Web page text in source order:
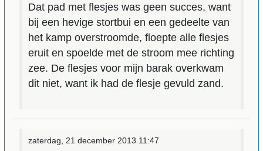
Dat pad met flesjes was geen succes, want
bij een hevige stortbui en een gedeelte van
het kamp overstroomde, floepte alle flesjes
eruit en spoelde met de stroom mee richting
zee. De flesjes voor mijn barak overkwam
dit niet, want ik had de flesje gevuld zand.
zaterdag, 21 december 2013 11:47